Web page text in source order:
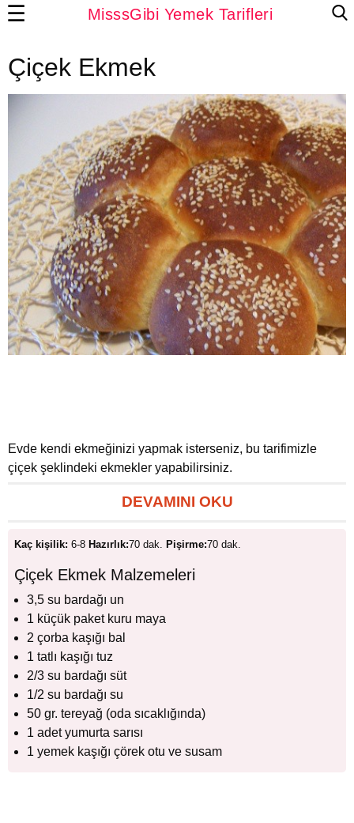
MisssGibi Yemek Tarifleri
☰
Çiçek Ekmek
Evde kendi ekmeğinizi yapmak isterseniz, bu tarifimizle
çiçek şeklindeki ekmekler yapabilirsiniz.
DEVAMINI OKU
Kaç kişilik: 6-8 Hazırlık:70 dak. Pişirme:70 dak.
Çiçek Ekmek Malzemeleri
3,5 su bardağı un
1 küçük paket kuru maya
2 çorba kaşığı bal
1 tatlı kaşığı tuz
2/3 su bardağı süt
1/2 su bardağı su
50 gr. tereyağ (oda sıcaklığında)
1 adet yumurta sarısı
1 yemek kaşığı çörek otu ve susam